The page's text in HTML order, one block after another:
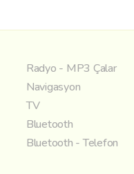
Radyo - MP3 Çalar
Navigasyon
TV
Bluetooth
Bluetooth - Telefon